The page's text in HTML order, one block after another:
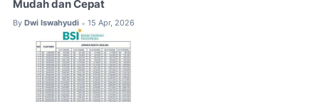
Mudah dan Cepat
By Dwi Iswahyudi • 15 Apr, 2026